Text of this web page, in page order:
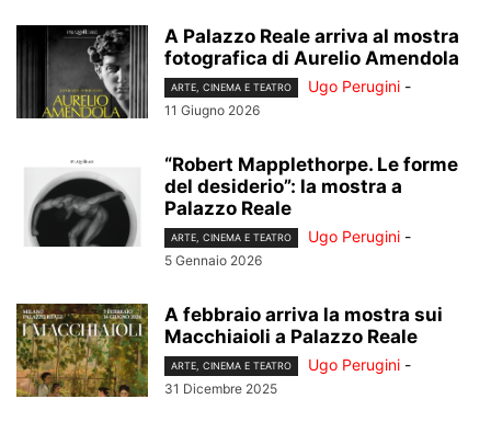
A Palazzo Reale arriva al mostra
fotografica di Aurelio Amendola
ARTE, CINEMA E TEATRO Ugo Perugini -
11 Giugno 2026
“Robert Mapplethorpe. Le forme
del desiderio”: la mostra a
Palazzo Reale
ARTE, CINEMA E TEATRO Ugo Perugini -
5 Gennaio 2026
A febbraio arriva la mostra sui
Macchiaioli a Palazzo Reale
ARTE, CINEMA E TEATRO Ugo Perugini -
31 Dicembre 2025